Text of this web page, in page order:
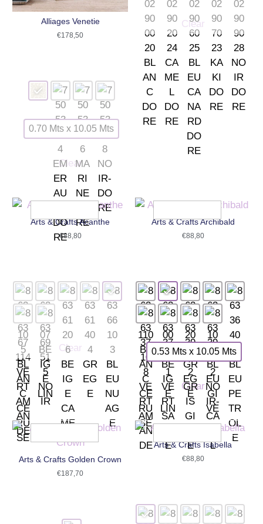
Alliages Venetie
€178,50
0.70 Mts x 10.05 Mts
Clear
Clear
Arts & Crafts Acanthe
€88,80
Clear
Arts & Crafts Archibald
€88,80
0.53 Mts x 10.05 Mts
Clear
Arts & Crafts Golden Crown
€187,70
Arts & Crafts Isabella
€88,80